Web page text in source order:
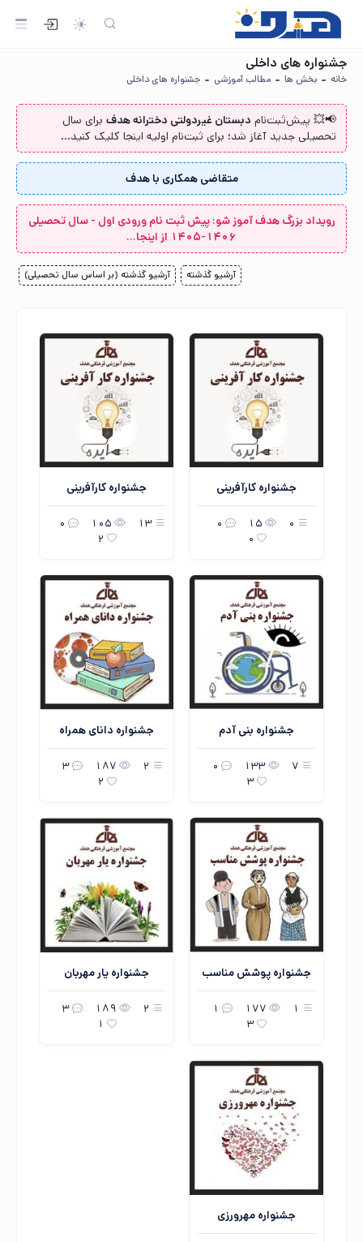
مهمان عزیز ، ☀️ صبح‌تون بخیر
در حال جمع‌وجور کردن اطلاعات...
«هر که را عقل بیش، درد بیش.»
جشنواره های داخلی
خانه بخش ها مطالب آموزشی جشنواره های داخلی
📢💥 پیش‌ثبت‌نام‌ دبستان غیردولتی دخترانه هدف برای سال
تحصیلی جدید آغاز شد؛ برای ثبت‌نام اولیه اینجا کلیک کنید...
متقاضی همکاری با هدف
رویداد بزرگ هدف آموز شو: پیش ثبت نام ورودی اول - سال تحصیلی
1406-1405 از اینجا...
آرشیو گذشته آرشیو گذشته (بر اساس سال تحصیلی)
جشنواره کارآفرینی
0
15
0
0
جشنواره کارآفرینی
13
105
0
2
جشنواره بنی آدم
7
133
0
3
جشنواره دانای همراه
2
187
3
2
جشنواره پوشش مناسب
1
177
1
3
جشنواره یار مهربان
2
189
3
1
جشنواره مهرورزی